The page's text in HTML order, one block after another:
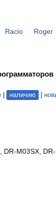
Racio Roger
наличию
M03SX,